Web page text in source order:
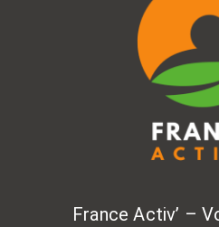
France Activ’ –